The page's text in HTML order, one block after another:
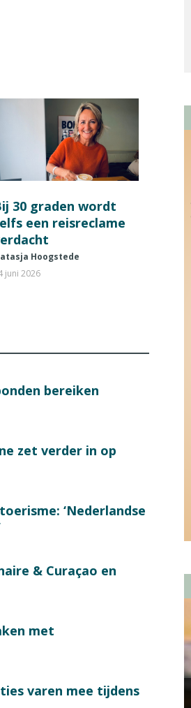
30 graden wordt
een reisreclame
Hoogstede
juni 2026
bereiken
zet verder in op
‘Nederlandse
& Curaçao en
met
varen mee tijdens